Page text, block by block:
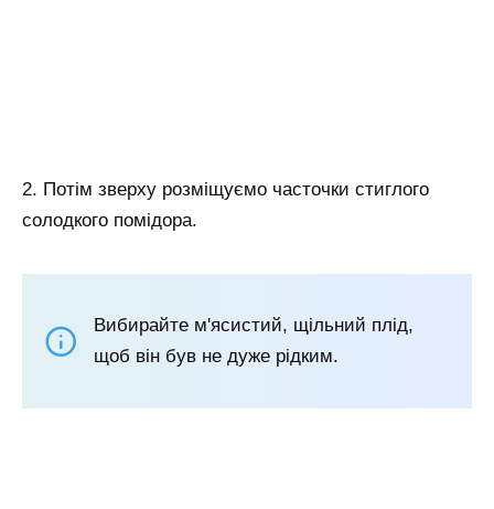
2. Потім зверху розміщуємо часточки стиглого
солодкого помідора.
Вибирайте м'ясистий, щільний плід,
щоб він був не дуже рідким.